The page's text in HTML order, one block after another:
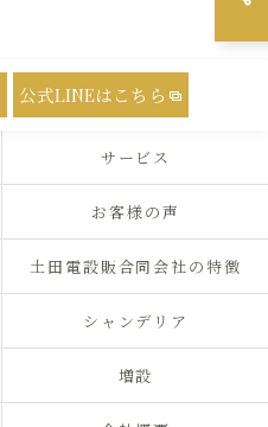
公式LINEはこちら
サービス
お客様の声
土田電設販合同会社の特徴
シャンデリア
増設